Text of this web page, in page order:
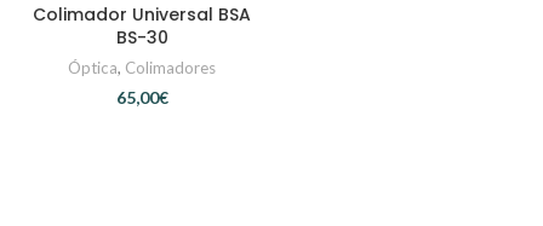
Colimador Universal BSA
BS-30
Óptica, Colimadores
€